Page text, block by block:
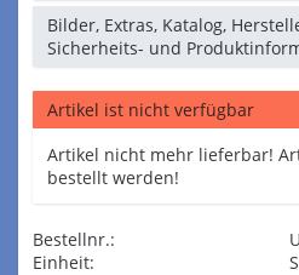
Bilder, Extras, Katalog,
Sicherheits- und
Artikel ist nicht verfügbar
Artikel nicht mehr lieferbar!
bestellt werden!
Bestellnr.:
Einheit: